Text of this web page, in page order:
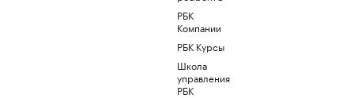
РБК
Компании
РБК Курсы
Школа
управления
РБК